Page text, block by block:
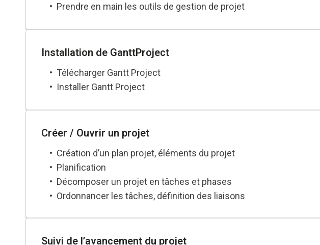
Prendre en main les outils de gestion de projet
Installation de GanttProject
Télécharger Gantt Project
Installer Gantt Project
Créer / Ouvrir un projet
Création d’un plan projet, éléments du projet
Planification
Décomposer un projet en tâches et phases
Ordonnancer les tâches, définition des liaisons
Suivi de l’avancement du projet